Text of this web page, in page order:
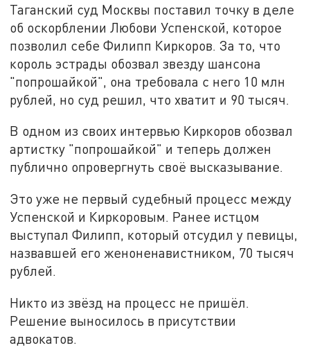
Таганский суд Москвы поставил точку в деле
об оскорблении Любови Успенской, которое
позволил себе Филипп Киркоров. За то, что
король эстрады обозвал звезду шансона
"попрошайкой", она требовала с него 10 млн
рублей, но суд решил, что хватит и 90 тысяч.
В одном из своих интервью Киркоров обозвал
артистку "попрошайкой" и теперь должен
публично опровергнуть своё высказывание.
Это уже не первый судебный процесс между
Успенской и Киркоровым. Ранее истцом
выступал Филипп, который отсудил у певицы,
назвавшей его женоненавистником, 70 тысяч
рублей.
Никто из звёзд на процесс не пришёл.
Решение выносилось в присутствии
адвокатов.